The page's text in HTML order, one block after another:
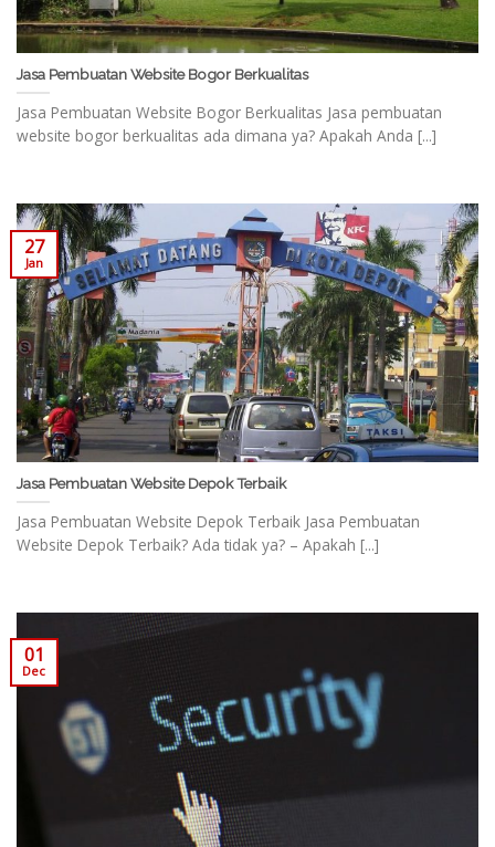
Jasa Pembuatan Website Bogor Berkualitas
Jasa Pembuatan Website Bogor Berkualitas Jasa pembuatan
website bogor berkualitas ada dimana ya? Apakah Anda [...]
Jasa Pembuatan Website Depok Terbaik
Jasa Pembuatan Website Depok Terbaik Jasa Pembuatan
Website Depok Terbaik? Ada tidak ya? – Apakah [...]
27
Jan
01
Dec